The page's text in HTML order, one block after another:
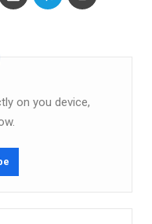
on you device,